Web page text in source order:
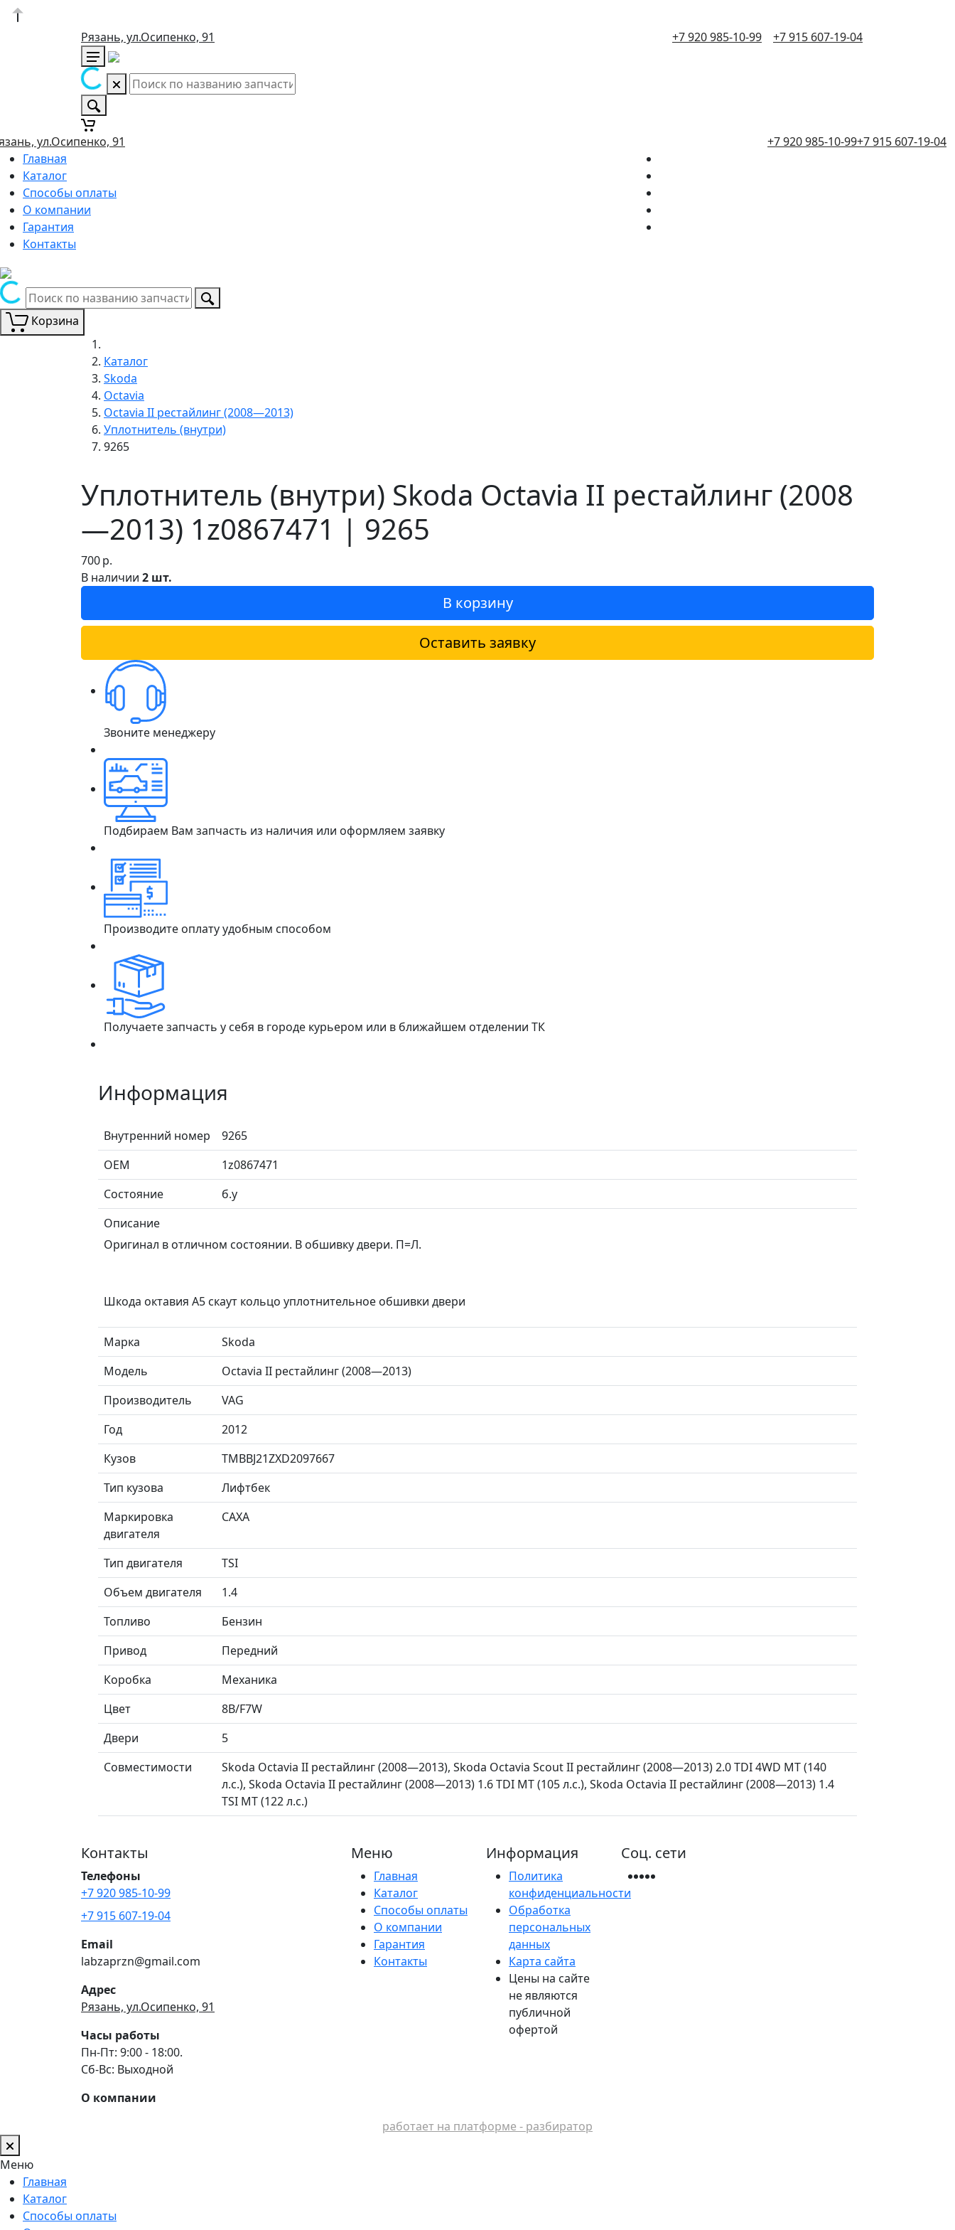
Рязань, ул.Осипенко, 91 +7 920 985-10-99 +7 915 607-19-04
ул.Осипенко, 91 +7 920 985-10-99+7 915 607-19-04
Главная
Каталог
Способы оплаты
О компании
Гарантия
Контакты
Корзина
Каталог
Skoda
Octavia
Octavia II рестайлинг (2008—2013)
Уплотнитель (внутри)
9265
Уплотнитель (внутри) Skoda Octavia II рестайлинг (2008
—2013) 1z0867471 | 9265
700р.
В наличии 2 шт.
В корзину
Оставить заявку
Звоните менеджеру
Подбираем Вам запчасть из наличия или оформляем заявку
Производите оплату удобным способом
Получаете запчасть у себя в городе курьером или в ближайшем отделении ТК
Информация
Внутренний номер
9265
ОЕМ
1z0867471
Состояние
б.у
Описание
Оригинал в отличном состоянии. В обшивку двери. П=Л.
Шкода октавия А5 скаут кольцо уплотнительное обшивки двери
Марка
Skoda
Модель
Octavia II рестайлинг (2008—2013)
Производитель
VAG
Год
2012
Кузов
TMBBJ21ZXD2097667
Тип кузова
Лифтбек
Маркировка
двигателя
CAXA
Тип двигателя
TSI
Объем двигателя
1.4
Топливо
Бензин
Привод
Передний
Коробка
Механика
Цвет
8B/F7W
Двери
5
Совместимости
Skoda Octavia II рестайлинг (2008—2013), Skoda Octavia Scout II рестайлинг (2008—2013) 2.0 TDI 4WD MT (140
л.с.), Skoda Octavia II рестайлинг (2008—2013) 1.6 TDI MT (105 л.с.), Skoda Octavia II рестайлинг (2008—2013) 1.4
TSI MT (122 л.с.)
Контакты
Телефоны
+7 920 985-10-99
+7 915 607-19-04
Email
labzaprzn@gmail.com
Адрес
Рязань, ул.Осипенко, 91
Часы работы
Пн-Пт: 9:00 - 18:00.
Сб-Вс: Выходной
О компании
Меню
Главная
Каталог
Способы оплаты
О компании
Гарантия
Контакты
Информация
Политика
конфиденциальности
Обработка
персональных
данных
Карта сайта
Цены на сайте
не являются
публичной
офертой
Соц. сети
работает на платформе - разбиратор
Меню
Главная
Каталог
Способы оплаты